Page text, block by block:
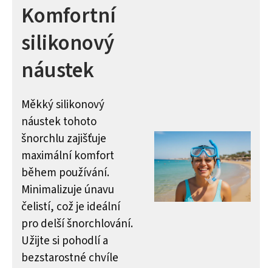
Komfortní
silikonový
náustek
Měkký silikonový
náustek tohoto
šnorchlu zajišťuje
maximální komfort
během používání.
Minimalizuje únavu
čelistí, což je ideální
pro delší šnorchlování.
Užijte si pohodlí a
bezstarostné chvíle